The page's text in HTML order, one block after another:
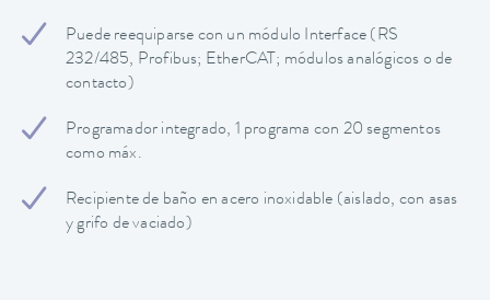
Puede reequiparse con un módulo Interface (RS
232/485, Profibus; EtherCAT; módulos analógicos o de
contacto)
Programador integrado, 1 programa con 20 segmentos
como máx.
Recipiente de baño en acero inoxidable (aislado, con asas
y grifo de vaciado)